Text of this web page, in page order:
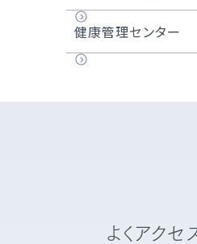
医師紹介
覧
ターについて
膠原病リウマチセ
健康管理センター
よくアク